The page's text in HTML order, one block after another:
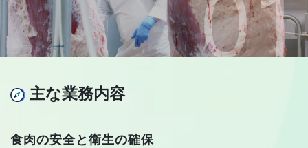
主な業務内容
食肉の安全と衛生の確保